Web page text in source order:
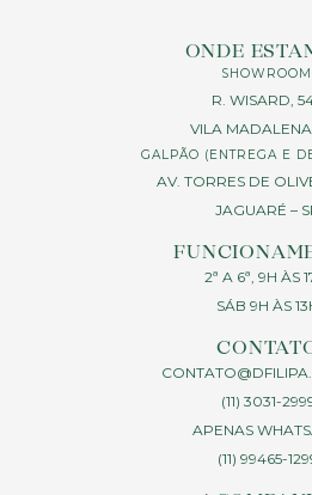
ONDE
R. WISARD,
VILA MADALENA
GALPÃO (ENTREGA E
AV. TORRES DE
JAGUARÉ –
2ª A 6ª, 9H ÀS
SÁB 9H ÀS
(11) 3031-
APENAS
(11) 99465-